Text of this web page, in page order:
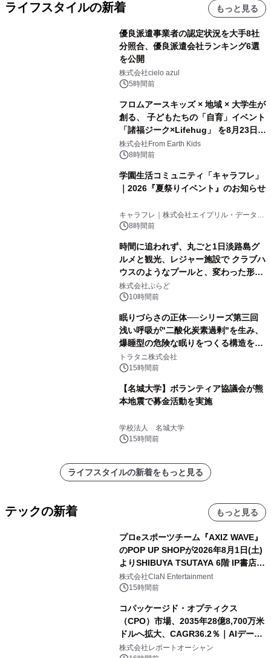
ライフスタイルの新着 もっと見る
優良派遣事業者の認定状況を大手8社
分照合、優良派遣会社ランキング6選
を公開
株式会社cielo azul
5時間前
フロムアースキッズ × 地域 × 大学生が
創る、 子どもたちの「自育」イベント
「諸福ジーク×Lifehug」 を8月23日
(日)開催
株式会社From Earth Kids
8時間前
学園生活コミュニティ「キャラフレ」
｜2026『夏祭りイベント』のお知らせ
キャラフレ｜株式会社エイプリル・データ・
デザインズ
8時間前
時間に追われず、丸ごと1日淡路島グ
ルメと観光、レジャー施設で クラブハ
ウスのようなプールと、変わった形の
サウナも 「THE BOXY AWAJI」のお
得な素泊まり連泊プランで
株式会社ぷらど
10時間前
眠りづらさの正体──シリーズ第三回
浅い呼吸が"二酸化炭素過剰"を生み、
爆睡型の危険な眠りをつくる構造を解
説
トラタニ株式会社
15時間前
【名城大学】ボランティア協議会が熊
本地震で募金活動を実施
学校法人 名城大学
15時間前
ライフスタイルの新着をもっと見る
テックの新着 もっと見る
プロeスポーツチーム『AXIZ WAVE』
のPOP UP SHOPが2026年8月1日(土)
よりSHIBUYA TSUTAYA 6階 IP書店で
開催決定！！
株式会社ClaN Entertainment
15時間前
コパッケージド・オプティクス
（CPO）市場、2035年28億8,700万米
ドルへ拡大、CAGR36.2％｜AIデータ
センター・高速光通信需要が成長を加
株式会社レポートオーシャン